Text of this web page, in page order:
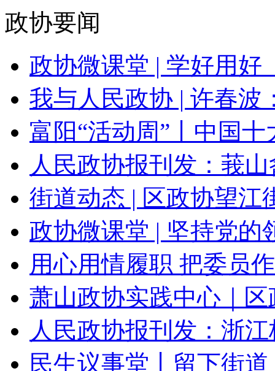
政协要闻
政协微课堂 | 学好用好
我与人民政协 | 许春波
富阳“活动周”丨中国
人民政协报刊发：莪
街道动态 | 区政协望江
政协微课堂 | 坚持党的
用心用情履职 把委员
萧山政协实践中心｜
人民政协报刊发：浙
民生议事堂丨留下街